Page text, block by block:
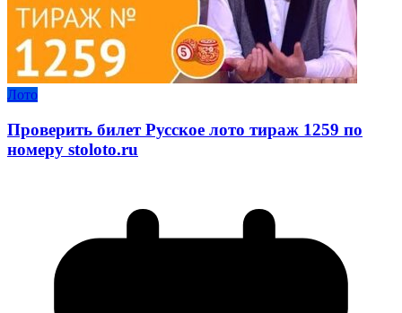
Лото
Проверить билет Русское лото тираж 1259 по
номеру stoloto.ru